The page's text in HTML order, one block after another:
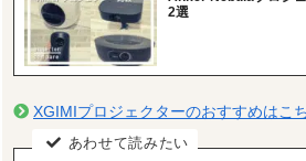
2選
XGIMIプロジェクターのおすすめはこ